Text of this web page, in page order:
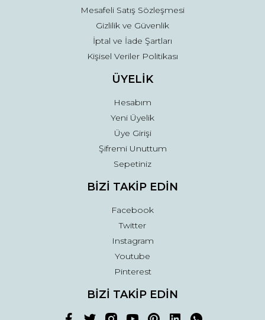
Mesafeli Satış Sözleşmesi
Gizlilik ve Güvenlik
İptal ve İade Şartları
Kişisel Veriler Politikası
ÜYELİK
Hesabım
Yeni Üyelik
Üye Girişi
Şifremi Unuttum
Sepetiniz
BİZİ TAKİP EDİN
Facebook
Twitter
Instagram
Youtube
Pinterest
BİZİ TAKİP EDİN